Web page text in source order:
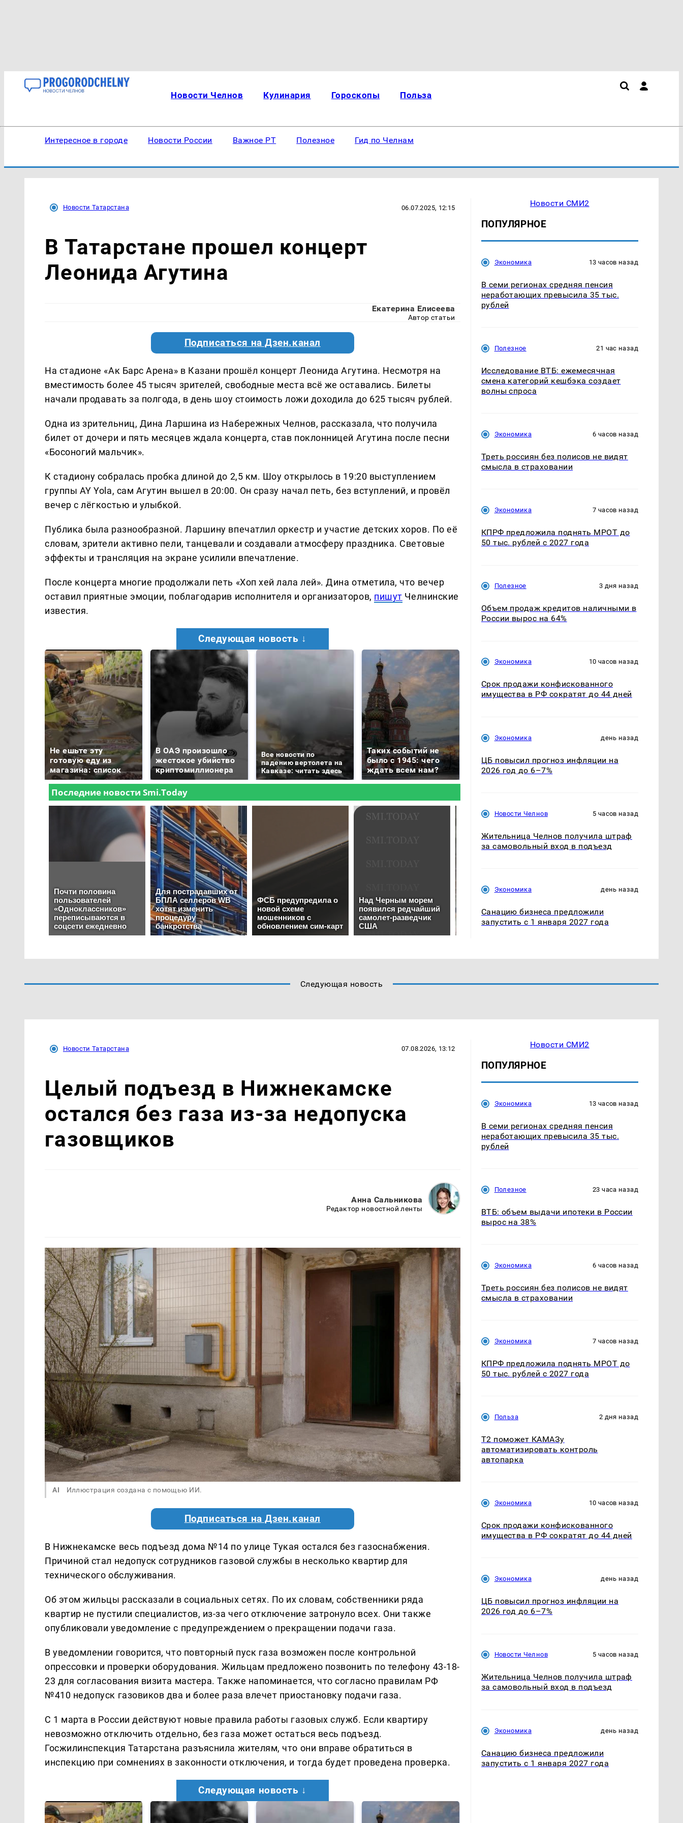
Новости Челнов Кулинария Гороскопы Польза
Интересное в городе Новости России Важное РТ Полезное Гид по Челнам
Новости Татарстана 06.07.2025, 12:15
В Татарстане прошел концерт
Леонида Агутина
Екатерина Елисеева
Автор статьи
Подписаться на Дзен.канал
На стадионе «Ак Барс Арена» в Казани прошёл концерт Леонида Агутина. Несмотря на
вместимость более 45 тысяч зрителей, свободные места всё же оставались. Билеты
начали продавать за полгода, в день шоу стоимость ложи доходила до 625 тысяч рублей.
Одна из зрительниц, Дина Ларшина из Набережных Челнов, рассказала, что получила
билет от дочери и пять месяцев ждала концерта, став поклонницей Агутина после песни
«Босоногий мальчик».
К стадиону собралась пробка длиной до 2,5 км. Шоу открылось в 19:20 выступлением
группы AY Yola, сам Агутин вышел в 20:00. Он сразу начал петь, без вступлений, и провёл
вечер с лёгкостью и улыбкой.
Публика была разнообразной. Ларшину впечатлил оркестр и участие детских хоров. По её
словам, зрители активно пели, танцевали и создавали атмосферу праздника. Световые
эффекты и трансляция на экране усилили впечатление.
После концерта многие продолжали петь «Хоп хей лала лей». Дина отметила, что вечер
оставил приятные эмоции, поблагодарив исполнителя и организаторов, пишут Челнинские
известия.
Следующая новость ↓
Не ешьте эту
готовую еду из
магазина: список
В ОАЭ произошло
жестокое убийство
криптомиллионера
Все новости по
падению вертолета на
Кавказе: читать здесь
Таких событий не
было с 1945: чего
ждать всем нам?
ажиотаж из-за этого
продукта: что купить?
СМИ: В Химках на
машину напали и
Новости СМИ2
ПОПУЛЯРНОЕ
Экономика 13 часов назад
В семи регионах средняя пенсия
неработающих превысила 35 тыс.
рублей
Полезное 21 час назад
Исследование ВТБ: ежемесячная
смена категорий кешбэка создает
волны спроса
Экономика 6 часов назад
Треть россиян без полисов не видят
смысла в страховании
Экономика 7 часов назад
КПРФ предложила поднять МРОТ до
50 тыс. рублей с 2027 года
Полезное 3 дня назад
Объем продаж кредитов наличными в
России вырос на 64%
Экономика 10 часов назад
Срок продажи конфискованного
имущества в РФ сократят до 44 дней
Экономика день назад
ЦБ повысил прогноз инфляции на
2026 год до 6–7%
Новости Челнов 5 часов назад
Жительница Челнов получила штраф
за самовольный вход в подъезд
Экономика день назад
Санацию бизнеса предложили
запустить с 1 января 2027 года
Следующая новость
Новости Татарстана 07.08.2026, 13:12
Целый подъезд в Нижнекамске
остался без газа из-за недопуска
газовщиков
Анна Сальникова
Редактор новостной ленты
AI Иллюстрация создана с помощью ИИ.
Подписаться на Дзен.канал
В Нижнекамске весь подъезд дома №14 по улице Тукая остался без газоснабжения.
Причиной стал недопуск сотрудников газовой службы в несколько квартир для
технического обслуживания.
Об этом жильцы рассказали в социальных сетях. По их словам, собственники ряда
квартир не пустили специалистов, из-за чего отключение затронуло всех. Они также
опубликовали уведомление с предупреждением о прекращении подачи газа.
В уведомлении говорится, что повторный пуск газа возможен после контрольной
опрессовки и проверки оборудования. Жильцам предложено позвонить по телефону 43-18-
23 для согласования визита мастера. Также напоминается, что согласно правилам РФ
№410 недопуск газовиков два и более раза влечет приостановку подачи газа.
С 1 марта в России действуют новые правила работы газовых служб. Если квартиру
невозможно отключить отдельно, без газа может остаться весь подъезд.
Госжилинспекция Татарстана разъяснила жителям, что они вправе обратиться в
инспекцию при сомнениях в законности отключения, и тогда будет проведена проверка.
Следующая новость ↓
Новости СМИ2
ПОПУЛЯРНОЕ
Экономика 13 часов назад
В семи регионах средняя пенсия
неработающих превысила 35 тыс.
рублей
Полезное 23 часа назад
ВТБ: объем выдачи ипотеки в России
вырос на 38%
Экономика 6 часов назад
Треть россиян без полисов не видят
смысла в страховании
Экономика 7 часов назад
КПРФ предложила поднять МРОТ до
50 тыс. рублей с 2027 года
Польза 2 дня назад
T2 поможет КАМАЗу
автоматизировать контроль
автопарка
Экономика 10 часов назад
Срок продажи конфискованного
имущества в РФ сократят до 44 дней
Экономика день назад
ЦБ повысил прогноз инфляции на
2026 год до 6–7%
Новости Челнов 5 часов назад
Жительница Челнов получила штраф
за самовольный вход в подъезд
Экономика день назад
Санацию бизнеса предложили
запустить с 1 января 2027 года